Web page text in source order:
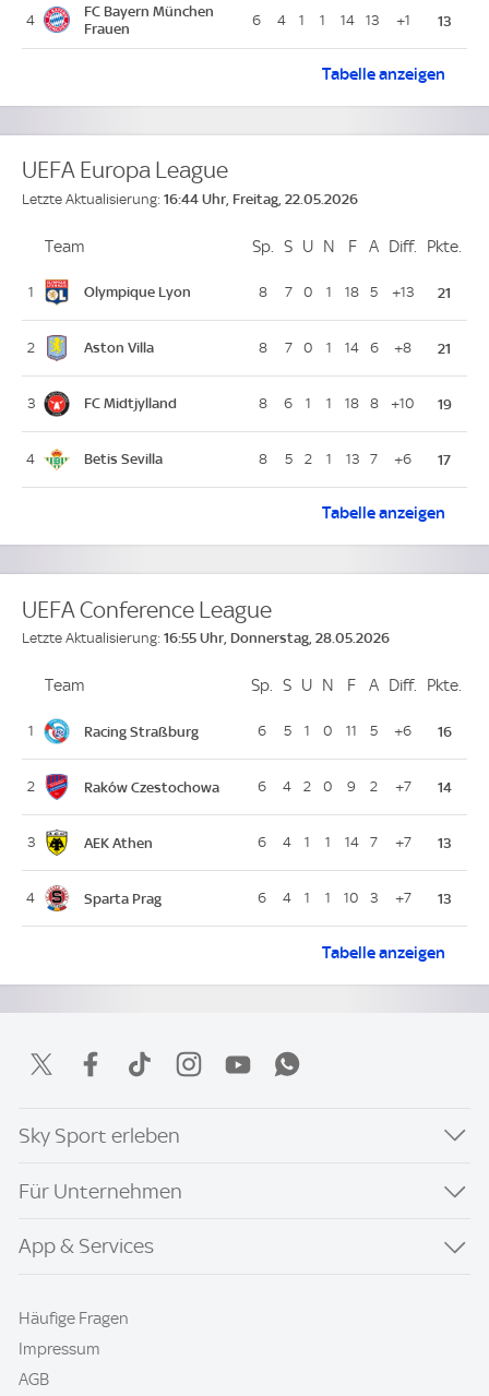
4
FC Bayern München
Frauen
6 4 1 1 14 13 +1 13
TabelleUEFA
anzeigen
UEFA Europa League
Letzte Aktualisierung: 16:44 Uhr, Freitag, 22.05.2026
Platz
Team Sp. Spiele
S Siege
U Unentschieden
N Niederlagen
FGoals For
A Goals Against
Diff. Differenz
Pkte.
1 Olympique Lyon 8 7 0 1 18 5 +13 21
2 Aston Villa 8 7 0 1 14 6 +8 21
3 FC Midtjylland 8 6 1 1 18 8 +10 19
4 Betis Sevilla 8 5 2 1 13 7 +6 17
TabelleUEFA Europa
anzeigen
UEFA Conference League
Letzte Aktualisierung: 16:55 Uhr, Donnerstag, 28.05.2026
Platz
Team Sp. Spiele
S Siege
U Unentschieden
N Niederlagen
F Goals For
A Goals Against
Diff. Differenz
Pkte.
1 Racing Straßburg 6 5 1 0 11 5 +6 16
2 Raków Czestochowa 6 4 2 0 9 2 +7 14
3 AEK Athen 6 4 1 1 14 7 +7 13
4 Sparta Prag 6 4 1 1 10 3 +7 13
TabelleUEFA
anzeigen
Sky Sport erleben
Für Unternehmen
App & Services
Häufige Fragen
Impressum
AGB